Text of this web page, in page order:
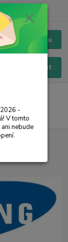
Menu
Hledat
-
V tomto
nebude